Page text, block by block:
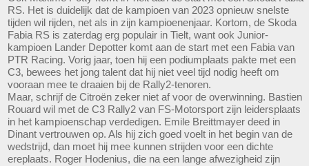
RS. Het is duidelijk dat de kampioen van 2023 opnieuw snelste
tijden wil rijden, net als in zijn kampioenenjaar. Kortom, de Skoda
Fabia RS is zaterdag erg populair in Tielt, want ook Junior-
kampioen Lander Depotter komt aan de start met een Fabia van
PTR Racing. Vorig jaar, toen hij een podiumplaats pakte met een
C3, bewees het jong talent dat hij niet veel tijd nodig heeft om
vooraan mee te draaien bij de Rally2-tenoren.
Maar, schrijf de Citroën zeker niet af voor de overwinning. Bastien
Rouard wil met de C3 Rally2 van FS-Motorsport zijn leidersplaats
in het kampioenschap verdedigen. Emile Breittmayer deed in
Dinant vertrouwen op. Als hij zich goed voelt in het begin van de
wedstrijd, dan moet hij mee kunnen strijden voor een dichte
ereplaats. Roger Hodenius, die na een lange afwezigheid zijn